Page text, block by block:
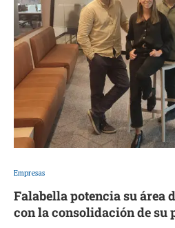
Empresas
Falabella potencia su área
con la consolidación de